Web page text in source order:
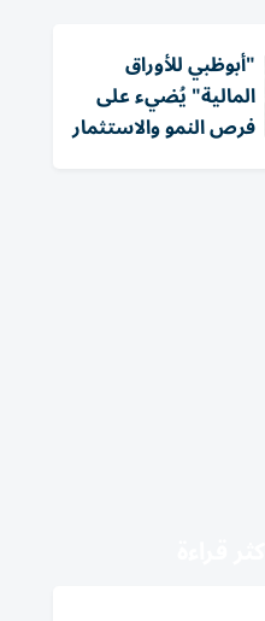
"أبوظبي للأوراق
المالية" يُضيء على
فرص النمو والاستثمار